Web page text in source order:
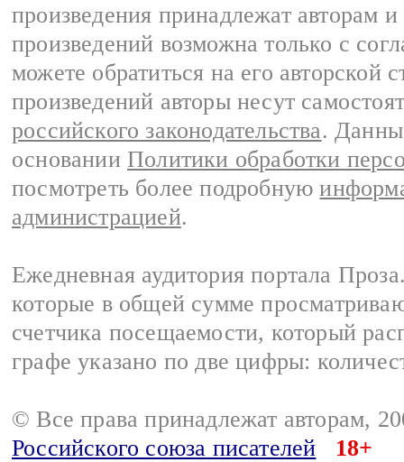
произведения принадлежат авторам
произведений возможна только с
можете обратиться на его авторской
произведений авторы несут
российского законодательства.
основании Политики обработки
посмотреть более подробную
администрацией.
Ежедневная аудитория портала
которые в общей сумме
счетчика посещаемости, который
графе указано по две цифры:
© Все права принадлежат авторам,
Российского союза писателей
18+